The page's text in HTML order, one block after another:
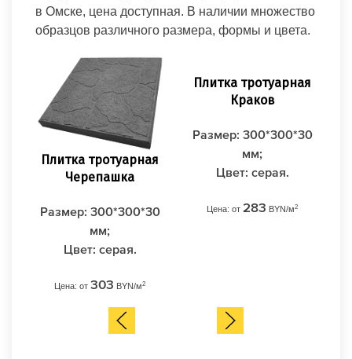
в Омске, цена доступная. В наличии множество
образцов различного размера, формы и цвета.
Плитка тротуарная
Краков
Размер: 300*300*30
мм;
Цвет: серая.
Цена: от283BYN/м2
Плитка тротуарная
Черепашка
Размер: 300*300*30
мм;
Цвет: серая.
Цена: от303BYN/м2